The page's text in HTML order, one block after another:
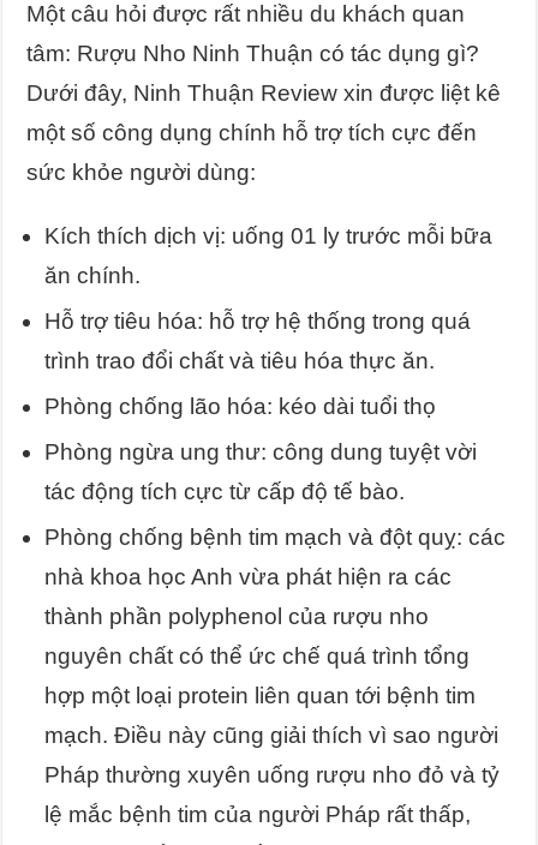
Một câu hỏi được rất nhiều du khách quan
tâm: Rượu Nho Ninh Thuận có tác dụng gì?
Dưới đây, Ninh Thuận Review xin được liệt kê
một số công dụng chính hỗ trợ tích cực đến
sức khỏe người dùng:
Kích thích dịch vị: uống 01 ly trước mỗi bữa
ăn chính.
Hỗ trợ tiêu hóa: hỗ trợ hệ thống trong quá
trình trao đổi chất và tiêu hóa thực ăn.
Phòng chống lão hóa: kéo dài tuổi thọ
Phòng ngừa ung thư: công dung tuyệt vời
tác động tích cực từ cấp độ tế bào.
Phòng chống bệnh tim mạch và đột quỵ: các
nhà khoa học Anh vừa phát hiện ra các
thành phần polyphenol của rượu nho
nguyên chất có thể ức chế quá trình tổng
hợp một loại protein liên quan tới bệnh tim
mạch. Điều này cũng giải thích vì sao người
Pháp thường xuyên uống rượu nho đỏ và tỷ
lệ mắc bệnh tim của người Pháp rất thấp,